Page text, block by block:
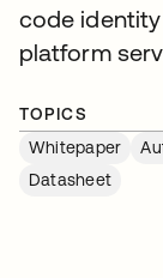
code
platform
TOPICS
Whitepaper
Datasheet